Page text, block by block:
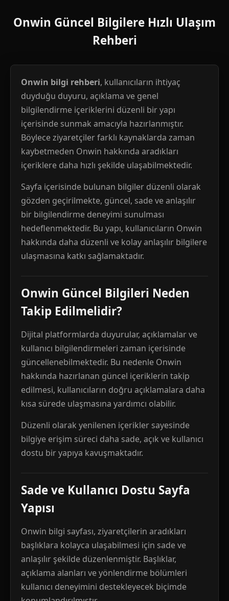
Onwin Güncel Bilgilere Hızlı Ulaşım
Rehberi
Onwin bilgi rehberi, kullanıcıların ihtiyaç
duyduğu duyuru, açıklama ve genel
bilgilendirme içeriklerini düzenli bir yapı
içerisinde sunmak amacıyla hazırlanmıştır.
Böylece ziyaretçiler farklı kaynaklarda zaman
kaybetmeden Onwin hakkında aradıkları
içeriklere daha hızlı şekilde ulaşabilmektedir.
Sayfa içerisinde bulunan bilgiler düzenli olarak
gözden geçirilmekte, güncel, sade ve anlaşılır
bir bilgilendirme deneyimi sunulması
hedeflenmektedir. Bu yapı, kullanıcıların Onwin
hakkında daha düzenli ve kolay anlaşılır bilgilere
ulaşmasına katkı sağlamaktadır.
Onwin Güncel Bilgileri Neden
Takip Edilmelidir?
Dijital platformlarda duyurular, açıklamalar ve
kullanıcı bilgilendirmeleri zaman içerisinde
güncellenebilmektedir. Bu nedenle Onwin
hakkında hazırlanan güncel içeriklerin takip
edilmesi, kullanıcıların doğru açıklamalara daha
kısa sürede ulaşmasına yardımcı olabilir.
Düzenli olarak yenilenen içerikler sayesinde
bilgiye erişim süreci daha sade, açık ve kullanıcı
dostu bir yapıya kavuşmaktadır.
Sade ve Kullanıcı Dostu Sayfa
Yapısı
Onwin bilgi sayfası, ziyaretçilerin aradıkları
başlıklara kolayca ulaşabilmesi için sade ve
anlaşılır şekilde düzenlenmiştir. Başlıklar,
açıklama alanları ve yönlendirme bölümleri
kullanıcı deneyimini destekleyecek biçimde